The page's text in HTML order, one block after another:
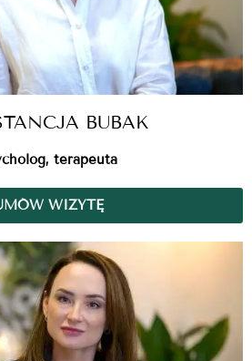
BUBAK
terapeuta
WIZYTĘ